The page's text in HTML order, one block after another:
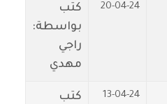
20-04-24
كتب
بواسطة:
راجي
مهدي
13-04-24
كتب